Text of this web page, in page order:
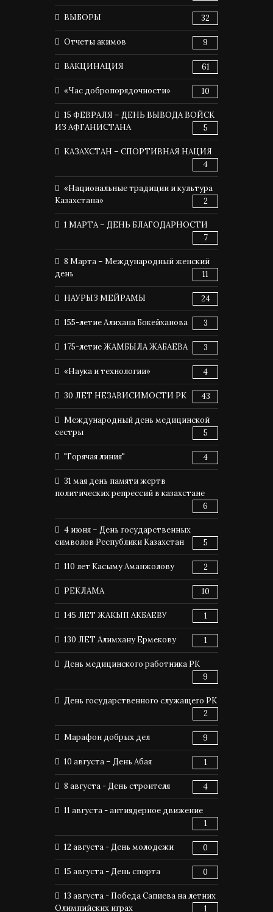
ВЫБОРЫ 32
Отчеты акимов 9
ВАКЦИНАЦИЯ 61
«Час добропорядочности» 10
15 ФЕВРАЛЯ – ДЕНЬ ВЫВОДА ВОЙСК
ИЗ АФГАНИСТАНА
5
КАЗАХСТАН – СПОРТИВНАЯ НАЦИЯ
4
«Национальные традиции и культура
Казахстана»
2
1 МАРТА – ДЕНЬ БЛАГОДАРНОСТИ
7
8 Марта – Международный женский
день
11
НАУРЫЗ МЕЙРАМЫ 24
155-летие Алихана Бокейханова 3
175-летие ЖАМБЫЛА ЖАБАЕВА 3
«Наука и технологии» 4
30 ЛЕТ НЕЗАВИСИМОСТИ РК 43
Международный день медицинской
сестры
5
"Горячая линия" 4
31 мая день памяти жертв
политических репрессий в казахстане
6
4 июня – День государственных
символов Республики Казахстан
5
110 лет Касыму Аманжолову 2
РЕКЛАМА 10
145 ЛЕТ ЖАКЫП АКБАЕВУ 1
130 ЛЕТ Алимхану Ермекову 1
День медицинского работника РК
9
День государственного служащего РК
2
Марафон добрых дел 9
10 августа – День Абая 1
8 августа - День строителя 4
11 августа - антиядерное движение
1
12 августа - День молодежи 0
15 августа - День спорта 0
13 августа - Победа Сапиева на летних
Олимпийских играх
1